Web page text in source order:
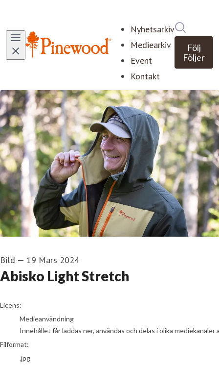
Nyhetsarkiv
Mediearkiv
Event
Kontakt
Följ
Följer
Bild — 19 Mars 2024
Abisko Light Stretch
go to media item
Licens:
Medieanvändning
Innehållet får laddas ner, användas och delas i olika
Filformat:
.jpg